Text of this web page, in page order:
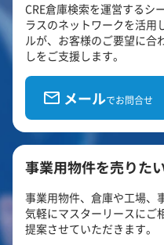
CRE倉庫検索を運営するシ
ラスのネットワークを活用
ルが、お客様のご要望に合
しをご支援します。
メールでお問合せ
事業用物件を売りた
事業用物件、倉庫や工場、
気軽にマスターリースにご
提案させていただきます。